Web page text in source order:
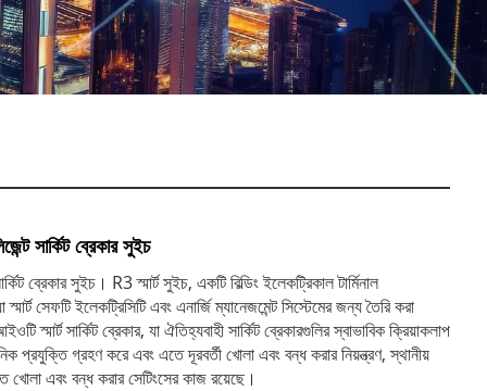
সার্কিট ব্রেকার সুইচ
ব্রেকার সুইচ। R3 স্মার্ট সুইচ, একটি বিল্ডিং ইলেকট্রিকাল টার্মিনাল
সেফটি ইলেকট্রিসিটি এবং এনার্জি ম্যানেজমেন্ট সিস্টেমের জন্য তৈরি করা
স্মার্ট সার্কিট ব্রেকার, যা ঐতিহ্যবাহী সার্কিট ব্রেকারগুলির স্বাভাবিক ক্রিয়াকলাপ
প্রযুক্তি গ্রহণ করে এবং এতে দূরবর্তী খোলা এবং বন্ধ করার নিয়ন্ত্রণ, স্থানীয়
খোলা এবং বন্ধ করার সেটিংসের কাজ রয়েছে।